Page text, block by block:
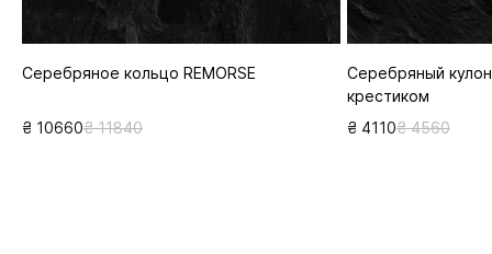
Серебряное кольцо REMORSE
₴ 10660₴ 11840
Серебряный кулон
крестиком
₴ 4110₴ 4560